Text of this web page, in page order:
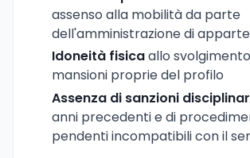
assenso alla mobilità da parte
dell'amministrazione di
Idoneità fisicaallo
mansioni proprie del profilo
Assenza di sanzioni
anni precedenti e di
pendenti incompatibili con il